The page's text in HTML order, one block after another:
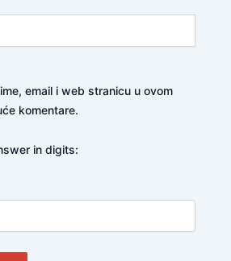
email i web stranicu u ovom
komentare.
in digits: